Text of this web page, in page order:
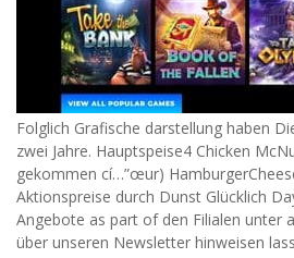
Folglich Grafische darstellung haben
zwei Jahre. Hauptspeise4 Chicken
gekommen cí…”œur)
Aktionspreise durch Dunst Glücklich
Angebote as part of den Filialen unter
über unseren Newsletter hinweisen